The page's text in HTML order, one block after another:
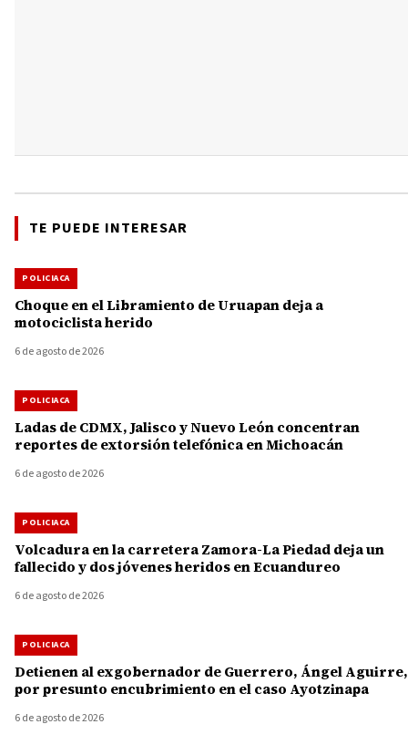
TE PUEDE INTERESAR
POLICIACA
Choque en el Libramiento de Uruapan deja a
motociclista herido
6 de agosto de 2026
POLICIACA
Ladas de CDMX, Jalisco y Nuevo León concentran
reportes de extorsión telefónica en Michoacán
6 de agosto de 2026
POLICIACA
Volcadura en la carretera Zamora-La Piedad deja un
fallecido y dos jóvenes heridos en Ecuandureo
6 de agosto de 2026
POLICIACA
Detienen al exgobernador de Guerrero, Ángel Aguirre,
por presunto encubrimiento en el caso Ayotzinapa
6 de agosto de 2026